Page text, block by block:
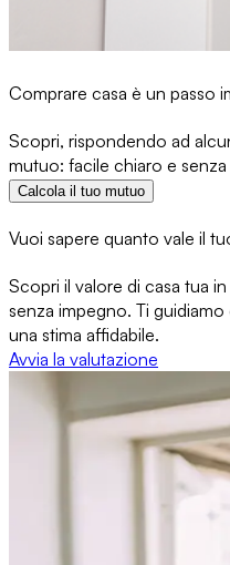
Comprare casa è un passo
Scopri, rispondendo ad
mutuo: facile chiaro e senza
Calcola il tuo mutuo
Vuoi sapere quanto vale il
Scopri il valore di casa tua
senza impegno. Ti
una stima affidabile.
Avvia la valutazione